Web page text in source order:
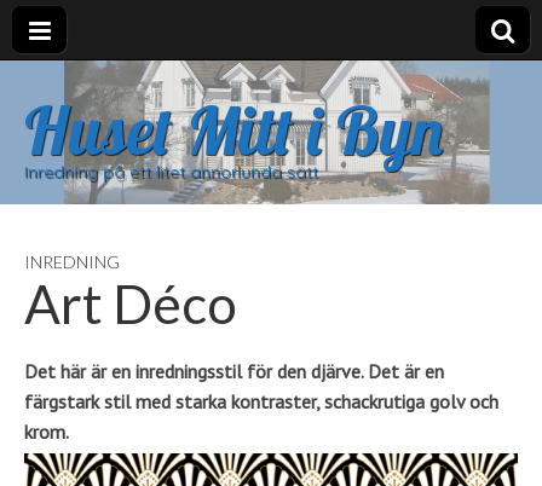
Huset Mitt i Byn
Inredning på ett litet annorlunda sätt
INREDNING
Art Déco
Det här är en inredningsstil för den djärve. Det är en
färgstark stil med starka kontraster, schackrutiga golv och
krom.